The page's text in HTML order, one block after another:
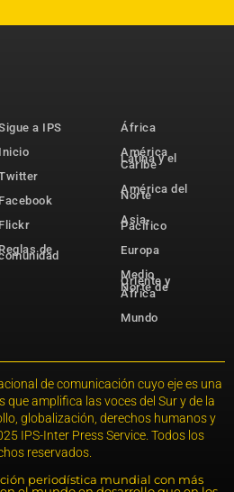
a IPS
Inicio
Facebook
Flickr
Reglas de
África
América
Latina y el
Caribe
América del
Norte
Asia-
Pacífico
Europa
Medio
Oriente y
Norte de
África
Mundo
de comunicación cuyo eje es una
amplifica las voces del Sur y de la
globalización, derechos humanos y
IPS-Inter Press Service. Todos los
reservados.
periodística mundial con más